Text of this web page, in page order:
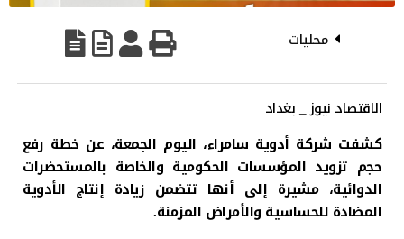
محليات
الاقتصاد نيوز _ بغداد
كشفت شركة أدوية سامراء، اليوم الجمعة، عن خطة رفع
حجم تزويد المؤسسات الحكومية والخاصة بالمستحضرات
الدوائية، مشيرة إلى أنها تتضمن زيادة إنتاج الأدوية
المضادة للحساسية والأمراض المزمنة.